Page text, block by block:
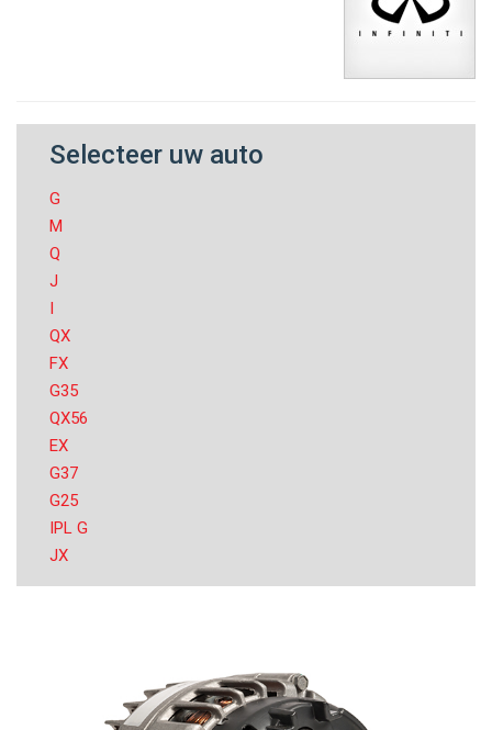
Selecteer uw auto
G
M
Q
J
I
QX
FX
G35
QX56
EX
G37
G25
IPL G
JX